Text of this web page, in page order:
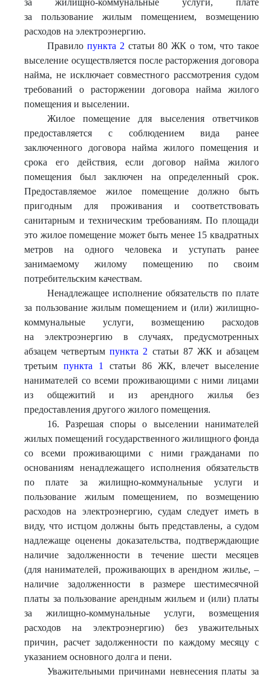
за жилищно-коммунальные услуги, плате
за пользование жилым помещением, возмещению
расходов на электроэнергию.
Правило пункта 2 статьи 80 ЖК о том, что такое
выселение осуществляется после расторжения договора
найма, не исключает совместного рассмотрения судом
требований о расторжении договора найма жилого
помещения и выселении.
Жилое помещение для выселения ответчиков
предоставляется с соблюдением вида ранее
заключенного договора найма жилого помещения и
срока его действия, если договор найма жилого
помещения был заключен на определенный срок.
Предоставляемое жилое помещение должно быть
пригодным для проживания и соответствовать
санитарным и техническим требованиям. По площади
это жилое помещение может быть менее 15 квадратных
метров на одного человека и уступать ранее
занимаемому жилому помещению по своим
потребительским качествам.
Ненадлежащее исполнение обязательств по плате
за пользование жилым помещением и (или) жилищно-
коммунальные услуги, возмещению расходов
на электроэнергию в случаях, предусмотренных
абзацем четвертымпункта 2 статьи 87 ЖК и абзацем
третьим пункта 1
статьи 86 ЖК, влечет выселение
нанимателей со всеми проживающими с ними лицами
из общежитий и из арендного жилья без
предоставления другого жилого помещения.
16. Разрешая споры о выселении нанимателей
жилых помещений государственного жилищного фонда
со всеми проживающими с ними гражданами по
основаниям ненадлежащего исполнения обязательств
по плате за жилищно-коммунальные услуги и
пользование жилым помещением, по возмещению
расходов на электроэнергию, судам следует иметь в
виду, что истцом должны быть представлены, а судом
надлежаще оценены доказательства, подтверждающие
наличие задолженности в течение шести месяцев
(для нанимателей, проживающих в арендном жилье, –
наличие задолженности в размере шестимесячной
платы за пользование арендным жильем и (или) платы
за жилищно-коммунальные услуги, возмещения
расходов на электроэнергию) без уважительных
причин, расчет задолженности по каждому месяцу с
указанием основного долга и пени.
Уважительными причинами невнесения платы за